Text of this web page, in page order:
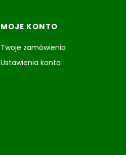
MOJE KONTO
Twoje zamówienia
Ustawienia konta